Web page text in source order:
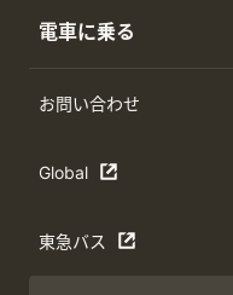
電車に乗る
お問い合わせ
Global
東急バス